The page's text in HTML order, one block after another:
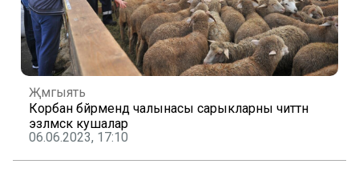
Җәмгыять
Корбан бәйрәмендә чалынасы сарыкларны читтән
эзләмәскә кушалар
06.06.2023, 17:10